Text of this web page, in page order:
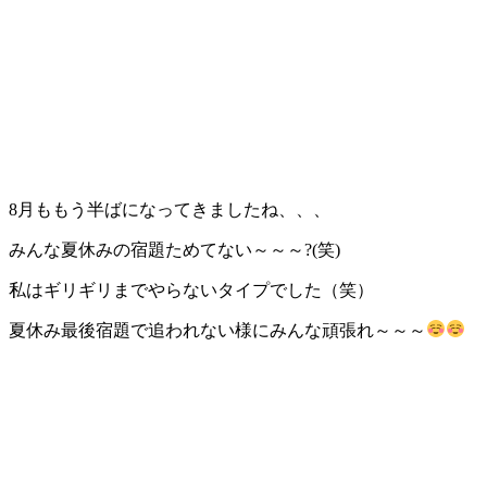
8月ももう半ばになってきましたね、、、
みんな夏休みの宿題ためてない～～～?(笑)
私はギリギリまでやらないタイプでした（笑）
夏休み最後宿題で追われない様にみんな頑張れ～～～